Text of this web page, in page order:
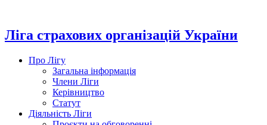
вмісту
Ліга страхових організацій України
Про Лігу
Загальна інформація
Члени Ліги
Керівництво
Статут
Діяльність Ліги